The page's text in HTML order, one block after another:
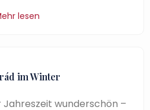
lesen
im Winter
Jahreszeit wunderschön –